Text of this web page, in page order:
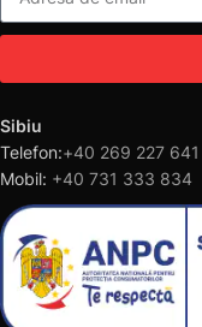
Sibiu
Telefon:+40 269 227 641
Mobil: +40 731 333 834